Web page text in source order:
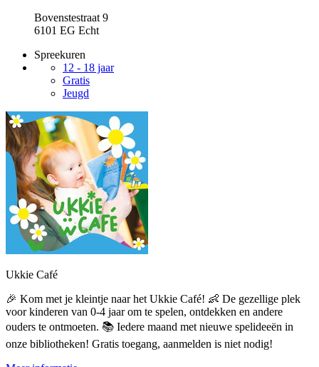
Bovenstestraat 9
6101 EG Echt
Spreekuren
12 - 18 jaar
Gratis
Jeugd
Ukkie Café
🎉 Kom met je kleintje naar het Ukkie Café! 👶 De gezellige plek
voor kinderen van 0-4 jaar om te spelen, ontdekken en andere
ouders te ontmoeten. 📚 Iedere maand met nieuwe spelideeën in
onze bibliotheken! Gratis toegang, aanmelden is niet nodig!